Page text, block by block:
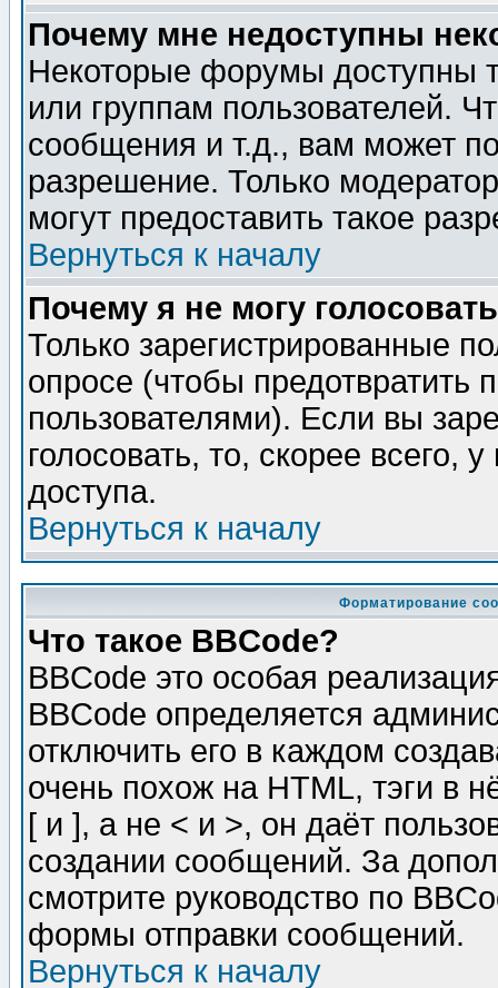
Почему мне недоступны
Некоторые форумы доступны
или группам пользователей.
сообщения и т.д., вам может
разрешение. Только
могут предоставить такое
Вернуться к началу
Почему я не могу
Только зарегистрированные
опросе (чтобы предотвратить
пользователями). Если вы
голосовать, то, скорее всего,
доступа.
Вернуться к началу
Форматирование
Что такое BBCode?
BBCode это особая
BBCode определяется
отключить его в каждом
очень похож на HTML, тэги в
[ и ], а не < и >, он даёт
создании сообщений. За
смотрите руководство по
формы отправки сообщений.
Вернуться к началу